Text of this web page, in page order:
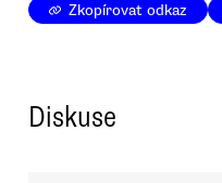
Zkopírovat odkaz
Diskuse